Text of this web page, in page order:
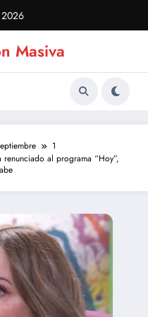
Masiva
1
al programa “Hoy”,